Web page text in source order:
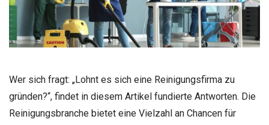
Wer sich fragt: „Lohnt es sich eine Reinigungsfirma zu
gründen?“, findet in diesem Artikel fundierte Antworten. Die
Reinigungsbranche bietet eine Vielzahl an Chancen für